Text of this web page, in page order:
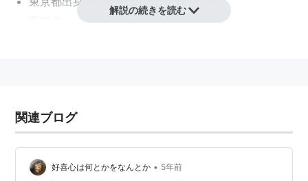
「リアル脱出ゲームTV」（ナレーション）
解説の続きを読む
関連ブログ
好喜心は何とかをなんとか • 5年前